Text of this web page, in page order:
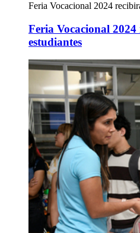
Feria Vocacional 2024
Feria Vocacional
estudiantes